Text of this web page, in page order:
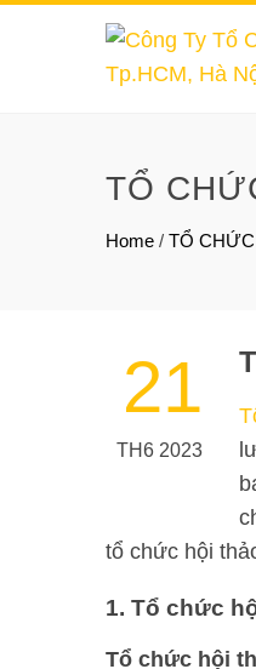
TỔ
Home / TỔ
21
TH6 2023
tổ chức hội
1. Tổ chức
Tổ chức hội